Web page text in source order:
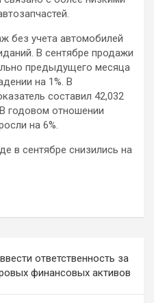
без учета автомобилей
В сентябре продажи
предыдущего месяца
на 1%. В
составил 42,032
годовом отношении
на 6%.
в сентябре снизились на
ответственность за
финансовых активов